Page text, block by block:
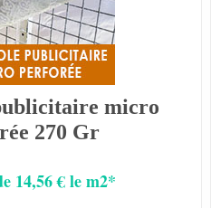
micro
270 Gr
14,56 € le m2*